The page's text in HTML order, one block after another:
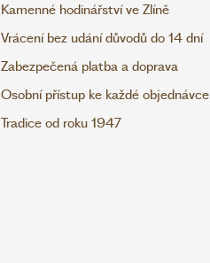
Kamenné hodinářství ve Zlíně
Vrácení bez udání důvodů do 14 dní
Zabezpečená platba a doprava
Osobní přístup ke každé objednávce
Tradice od roku 1947